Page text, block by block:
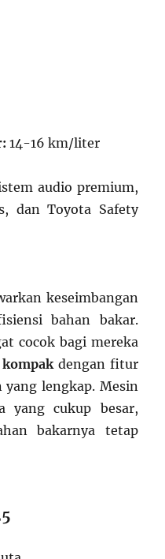
14-16 km/liter
audio premium,
dan Toyota Safety
keseimbangan
bahan bakar.
cocok bagi mereka
kompakdengan fitur
lengkap. Mesin
yang cukup besar,
bakarnya tetap